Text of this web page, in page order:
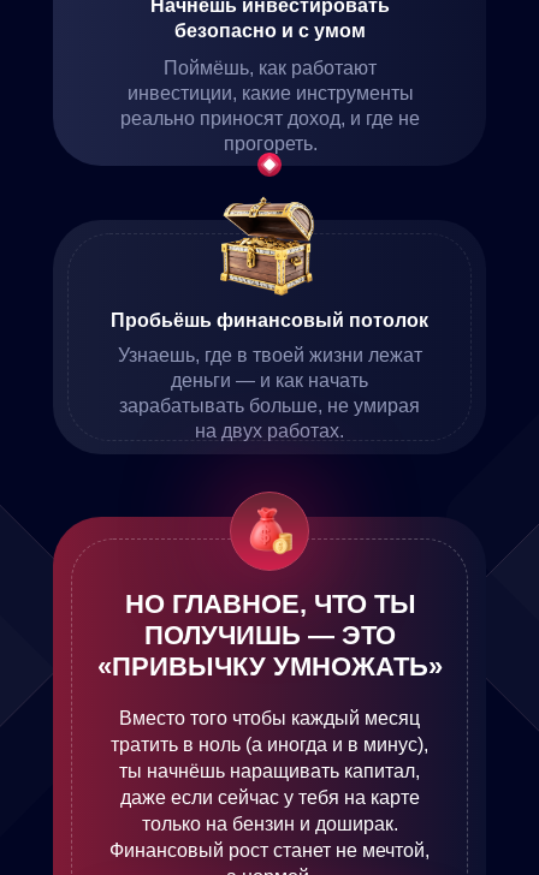
Узнаешь, где в твоей жизни лежат
деньги — и как начать
зарабатывать больше, не умирая
на двух работах.
Начнёшь инвестировать
безопасно и с умом
Поймёшь, как работают
инвестиции, какие инструменты
реально приносят доход, и где не
прогореть.
НО ГЛАВНОЕ, ЧТО ТЫ
ПОЛУЧИШЬ — ЭТО
«ПРИВЫЧКУ УМНОЖАТЬ»
Вместо того чтобы каждый месяц
тратить в ноль (а иногда и в минус),
ты начнёшь наращивать капитал,
даже если сейчас у тебя на карте
только на бензин и доширак.
Финансовый рост станет не мечтой,
Пробьёшь финансовый потолок